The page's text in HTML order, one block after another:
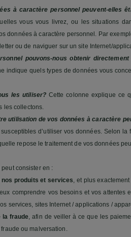
à caractère personnel peuvent-elles
vous vous livrez, ou les situations
données à caractère personnel. Par
ou de naviguer sur un site Internet/
pouvons-nous obtenir
indique quels types de données vous
les utiliser? Cette colonne explique ce
les collectons.
utilisation de vos données à caractère
d’utiliser vos données. Selon
repose le traitement de vos données
consister en :
nos produits et services, et plus
comprendre vos besoins et vos attentes
services, sites Internet / applications /
la fraude, afin de veiller à ce que les
fraude ou malversation.